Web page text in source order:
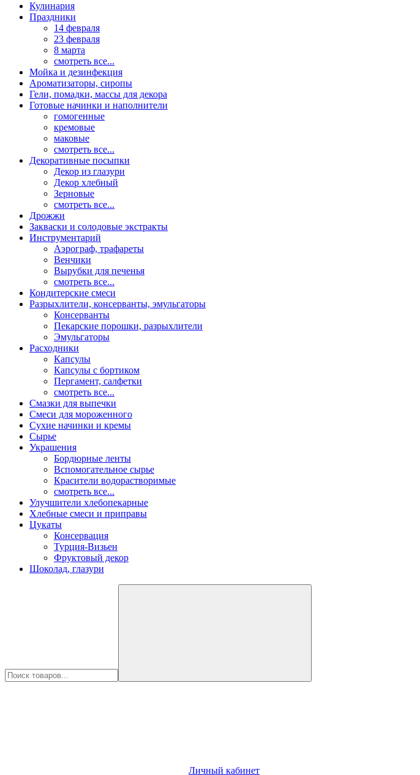
Кулинария
Праздники
14 февраля
23 февраля
8 марта
смотреть все...
Мойка и дезинфекция
Ароматизаторы, сиропы
Гели, помадки, массы для декора
Готовые начинки и наполнители
гомогенные
кремовые
маковые
смотреть все...
Декоративные посыпки
Декор из глазури
Декор хлебный
Зерновые
смотреть все...
Дрожжи
Закваски и солодовые экстракты
Инструментарий
Аэрограф, трафареты
Венчики
Вырубки для печенья
смотреть все...
Кондитерские смеси
Разрыхлители, консерванты, эмульгаторы
Консерванты
Пекарские порошки, разрыхлители
Эмульгаторы
Расходники
Капсулы
Капсулы с бортиком
Пергамент, салфетки
смотреть все...
Смазки для выпечки
Смеси для мороженного
Сухие начинки и кремы
Сырье
Украшения
Бордюрные ленты
Вспомогательное сырье
Красители водорастворимые
смотреть все...
Улучшители хлебопекарные
Хлебные смеси и приправы
Цукаты
Консервация
Турция-Визьен
Фруктовый декор
Шоколад, глазури
Личный кабинет